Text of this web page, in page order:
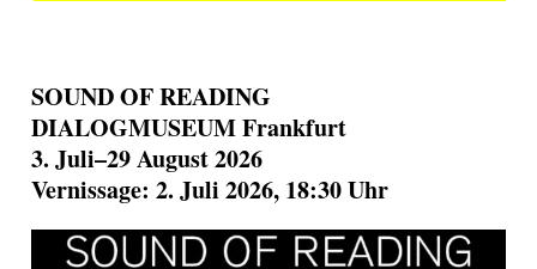
SOUND OF READING
DIALOGMUSEUM Frankfurt
3. Juli–29 August 2026
Vernissage: 2. Juli 2026, 18:30 Uhr